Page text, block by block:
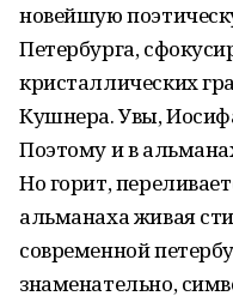
новейшую
Петербурга,
кристаллических
Кушнера. Увы,
Поэтому и в
Но горит,
альманаха живая
современной
знаменательно,